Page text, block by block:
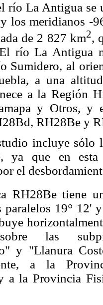
río La Antigua se
los meridianos -
de 2 827 km2,
río La Antigua
Sumidero, al
a una
a la Región
y Otros, y
RH28Be y
incluye sólo
ya que en esta
el
RH28Be tiene
paralelos 19° 12'
las
y "Llanura
a la
a la Provincia